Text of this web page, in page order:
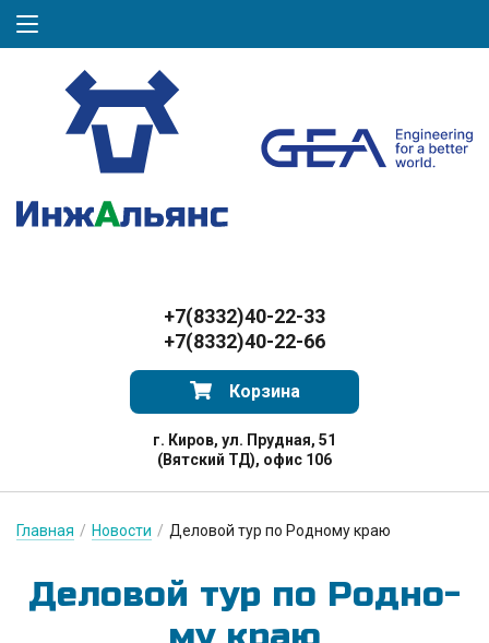
+7(8332)40-22-33
+7(8332)40-22-66
Корзина
г. Киров, ул. Прудная, 51
(Вятский ТД), офис 106
Главная / Новости / Деловой тур по Родному краю
Де­ло­вой тур по Род­но­